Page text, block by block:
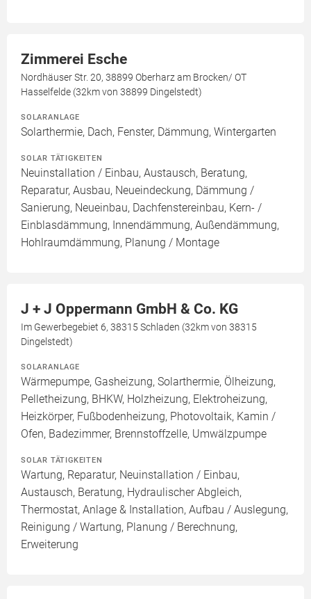
Zimmerei Esche
Nordhäuser Str. 20, 38899 Oberharz am Brocken/ OT
Hasselfelde (32km von 38899 Dingelstedt)
SOLARANLAGE
Solarthermie, Dach, Fenster, Dämmung, Wintergarten
SOLAR TÄTIGKEITEN
Neuinstallation / Einbau, Austausch, Beratung,
Reparatur, Ausbau, Neueindeckung, Dämmung /
Sanierung, Neueinbau, Dachfenstereinbau, Kern- /
Einblasdämmung, Innendämmung, Außendämmung,
Hohlraumdämmung, Planung / Montage
J + J Oppermann GmbH & Co. KG
Im Gewerbegebiet 6, 38315 Schladen (32km von 38315
Dingelstedt)
SOLARANLAGE
Wärmepumpe, Gasheizung, Solarthermie, Ölheizung,
Pelletheizung, BHKW, Holzheizung, Elektroheizung,
Heizkörper, Fußbodenheizung, Photovoltaik, Kamin /
Ofen, Badezimmer, Brennstoffzelle, Umwälzpumpe
SOLAR TÄTIGKEITEN
Wartung, Reparatur, Neuinstallation / Einbau,
Austausch, Beratung, Hydraulischer Abgleich,
Thermostat, Anlage & Installation, Aufbau / Auslegung,
Reinigung / Wartung, Planung / Berechnung,
Erweiterung